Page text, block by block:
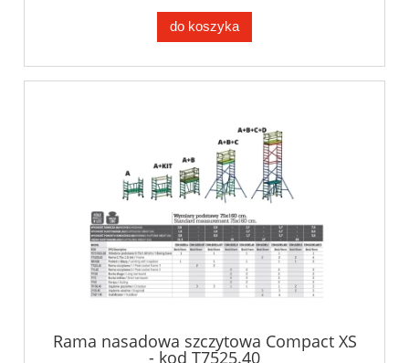
do koszyka
Rama nasadowa szczytowa Compact XS
- kod T7525.40